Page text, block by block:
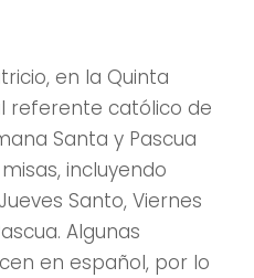
en la Quinta
referente católico de
Santa y Pascua
incluyendo
Santo, Viernes
Algunas
en español, por lo